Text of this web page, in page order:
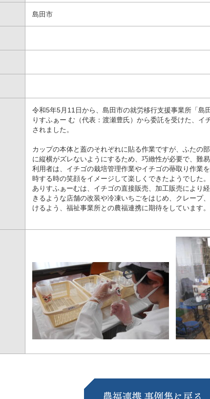
島田市
令和5年5月11日から、島田市の就労移行支援事業所「島
りすふぁー む（代表：渡瀬豊氏）から委託を受けた、
されました。
カップの本体と蓋のそれぞれに貼る作業ですが、ふたの
に縦横がズレないようにするため、巧緻性が必要で、難
利用者は、イチゴの栽培管理作業やイチゴの蔕取り作業
時する時の笑顔をイメージして楽しくできたようでした。
ありすふぁーむは、イチゴの直接販売、加工販売により
きるような店舗の改装や冷凍いちごをはじめ、クレープ
けるよう、福祉事業所との農福連携に期待をしています。